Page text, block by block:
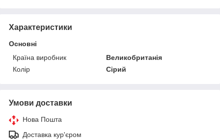
Характеристики
Основні
Країна виробник
Великобританія
Колір
Сірий
Умови доставки
Нова Пошта
Доставка кур'єром